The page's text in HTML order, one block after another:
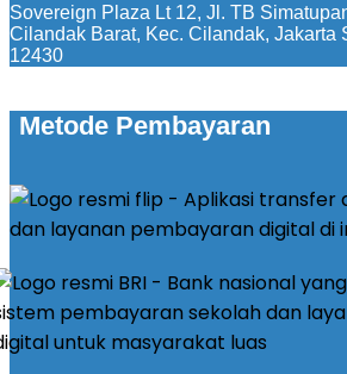
Sovereign Plaza Lt 12, Jl. TB
Cilandak Barat, Kec. Cilandak, Jakarta
12430
Metode Pembayaran